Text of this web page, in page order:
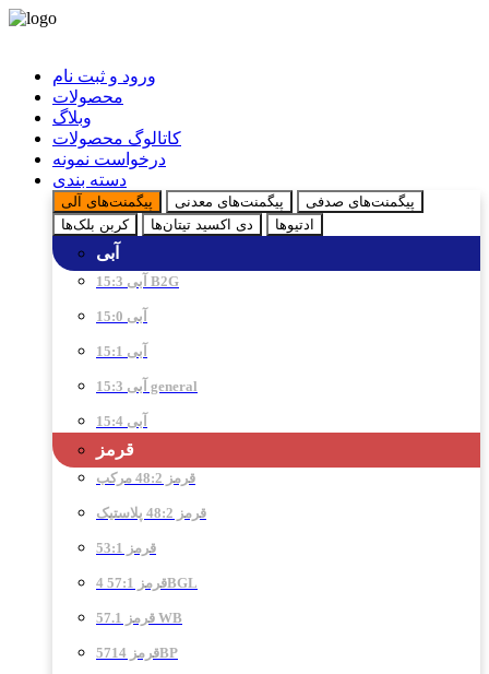
ورود و ثبت نام
محصولات
وبلاگ
کاتالوگ محصولات
درخواست نمونه
دسته بندی
پیگمنت‌های آلی پیگمنت‌های معدنی
پیگمنت‌های صدفی
کربن بلک‌ها
دی اکسید تیتان‌ها ادتیو‌ها
آبی
آبی 15:3 B2G
آبی 15:0
آبی 15:1
آبی 15:3 general
آبی 15:4
قرمز
قرمز 48:2 مرکب
قرمز 48:2 پلاستیک
قرمز 53:1
قرمز 57:1 4BGL
قرمز 57.1 WB
قرمز 5714BP